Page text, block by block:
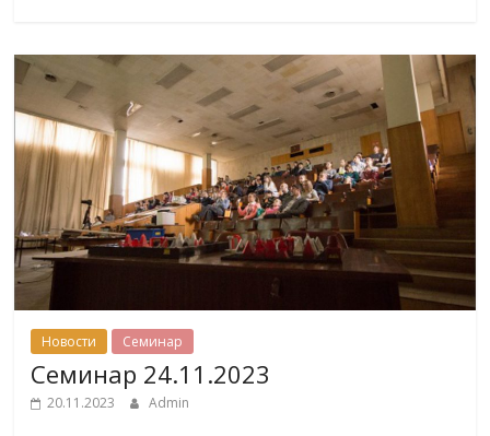
Новости Семинар
Семинар 24.11.2023
20.11.2023 Admin